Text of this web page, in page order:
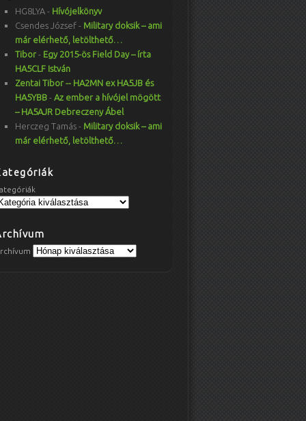
HG8LYA - Hívójelkönyv
Csendes József - Military doksik – ami
már elérhető, letölthető…
Tibor - Egy 2015-ös Field Day – írta
HA5CLF István
Zentai Tibor -- HA2MN ex HA5JB és
HA5YBB - Az ember a hívójel mögött
– HA5AJR Debreczeny Ábel
Herczeg Tamás - Military doksik – ami
már elérhető, letölthető…